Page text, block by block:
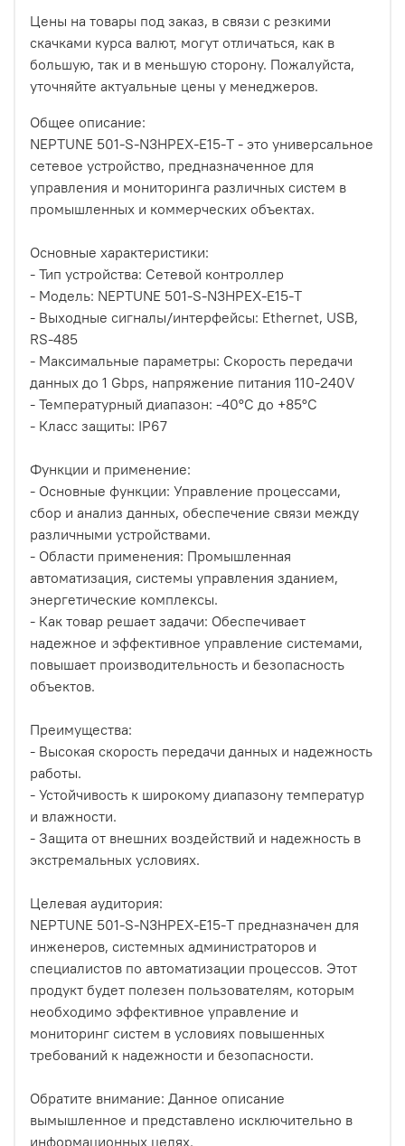
Цены на товары под заказ, в связи с резкими
скачками курса валют, могут отличаться, как в
большую, так и в меньшую сторону. Пожалуйста,
уточняйте актуальные цены у менеджеров.
Общее описание:
NEPTUNE 501-S-N3HPEX-E15-T - это универсальное
сетевое устройство, предназначенное для
управления и мониторинга различных систем в
промышленных и коммерческих объектах.
Основные характеристики:
- Тип устройства: Сетевой контроллер
- Модель: NEPTUNE 501-S-N3HPEX-E15-T
- Выходные сигналы/интерфейсы: Ethernet, USB,
RS-485
- Максимальные параметры: Скорость передачи
данных до 1 Gbps, напряжение питания 110-240V
- Температурный диапазон: -40°C до +85°C
- Класс защиты: IP67
Функции и применение:
- Основные функции: Управление процессами,
сбор и анализ данных, обеспечение связи между
различными устройствами.
- Области применения: Промышленная
автоматизация, системы управления зданием,
энергетические комплексы.
- Как товар решает задачи: Обеспечивает
надежное и эффективное управление системами,
повышает производительность и безопасность
объектов.
Преимущества:
- Высокая скорость передачи данных и надежность
работы.
- Устойчивость к широкому диапазону температур
и влажности.
- Защита от внешних воздействий и надежность в
экстремальных условиях.
Целевая аудитория:
NEPTUNE 501-S-N3HPEX-E15-T предназначен для
инженеров, системных администраторов и
специалистов по автоматизации процессов. Этот
продукт будет полезен пользователям, которым
необходимо эффективное управление и
мониторинг систем в условиях повышенных
требований к надежности и безопасности.
Обратите внимание: Данное описание
вымышленное и представлено исключительно в
информационных целях.